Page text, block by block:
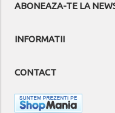
ABONEAZA-TE LA
INFORMATII
CONTACT